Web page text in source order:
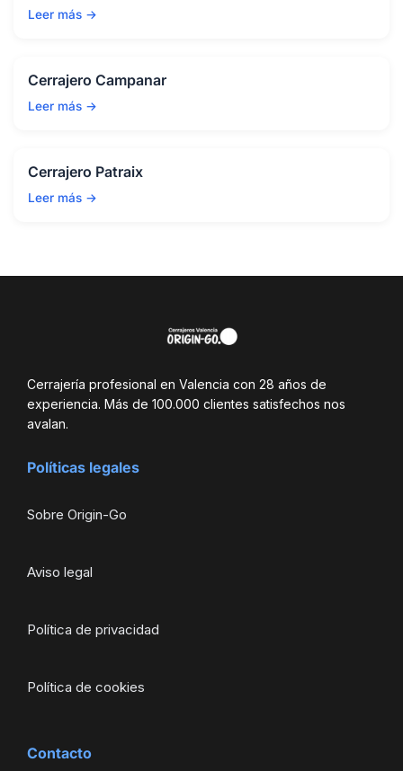
Leer más →
Cerrajero Campanar
Leer más →
Cerrajero Patraix
Leer más →
Cerrajería profesional en Valencia con 28 años de
experiencia. Más de 100.000 clientes satisfechos nos
avalan.
Políticas legales
Sobre Origin-Go
Aviso legal
Política de privacidad
Política de cookies
Contacto